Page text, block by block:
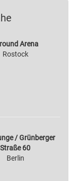
Arena
Rostock
/ Grünberger
Straße 60
Berlin